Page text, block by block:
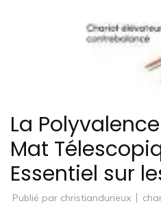
La
Mat
Essentiel sur
Publié par christiandurieux